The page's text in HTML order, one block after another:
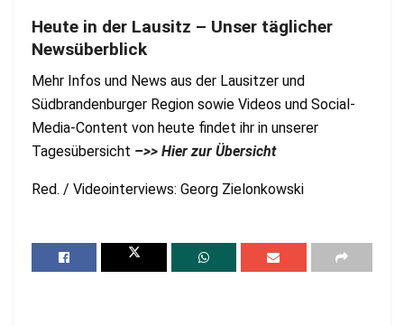
Heute in der Lausitz – Unser täglicher
Newsüberblick
Mehr Infos und News aus der Lausitzer und
Südbrandenburger Region sowie Videos und Social-
Media-Content von heute findet ihr in unserer
Tagesübersicht –>> Hier zur Übersicht
Red. / Videointerviews: Georg Zielonkowski